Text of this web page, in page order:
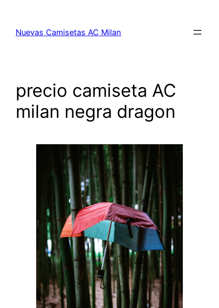
contenido
Nuevas Camisetas AC Milan
precio camiseta AC
milan negra dragon